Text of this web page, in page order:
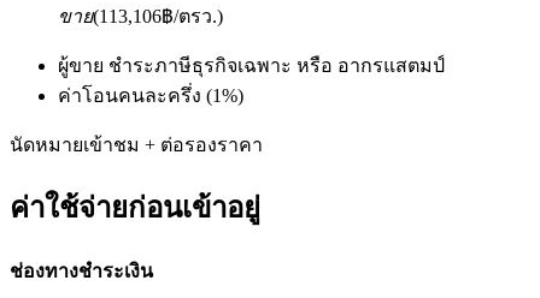
ขาย(113,106฿/ตรว.)
ผู้ขาย ชำระภาษีธุรกิจเฉพาะ หรือ อากรแสตมป์
ค่าโอนคนละครึ่ง (1%)
นัดหมายเข้าชม + ต่อรองราคา
ค่าใช้จ่ายก่อนเข้าอยู่
ช่องทางชำระเงิน